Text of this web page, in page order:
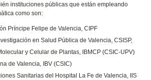
instituciones públicas que están empleando
como son:
Príncipe Felipe de Valencia, CIPF
en Salud Pública de Valencia, CSISP,
y Celular de Plantas, IBMCP (CSIC-UPV)
de Valencia, IBV (CSIC)
Sanitarias del Hospital La Fe de Valencia, IIS